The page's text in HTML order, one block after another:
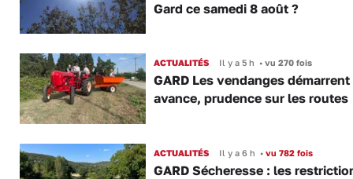
Gard ce samedi 8 août ?
ACTUALITÉS Il y a 5 h •vu 270 fois
GARD Les vendanges démarrent
avance, prudence sur les routes
ACTUALITÉS Il y a 6 h •vu 782 fois
GARD Sécheresse : les